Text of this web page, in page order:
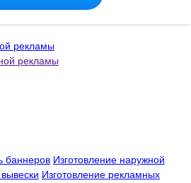
рекламы
рекламы
баннеров Изготовление наружной
Изготовление рекламных